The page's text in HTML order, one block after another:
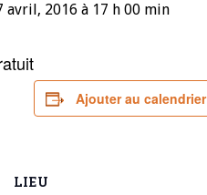
avril, 2016 à 17 h 00 min
Ajouter au calendrier
LIEU